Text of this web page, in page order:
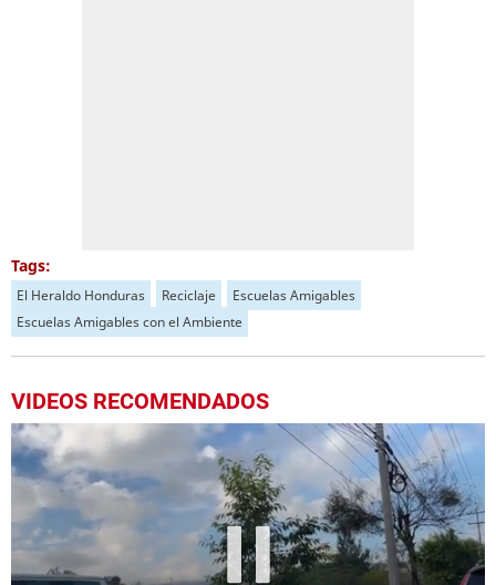
Tags:
El Heraldo Honduras Reciclaje
Escuelas Amigables
Escuelas Amigables con el Ambiente
VIDEOS RECOMENDADOS